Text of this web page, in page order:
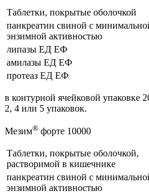
Таблетки, покрытые оболочкой
панкреатин свиной с
энзимной активностью
липазы ЕД ЕФ
амилазы ЕД ЕФ
протеаз ЕД ЕФ
в контурной ячейковой упаковке
2, 4 или 5 упаковок.
Мезим® форте 10000
Таблетки, покрытые оболочкой,
растворимой в кишечнике
панкреатин свиной с
энзимной активностью